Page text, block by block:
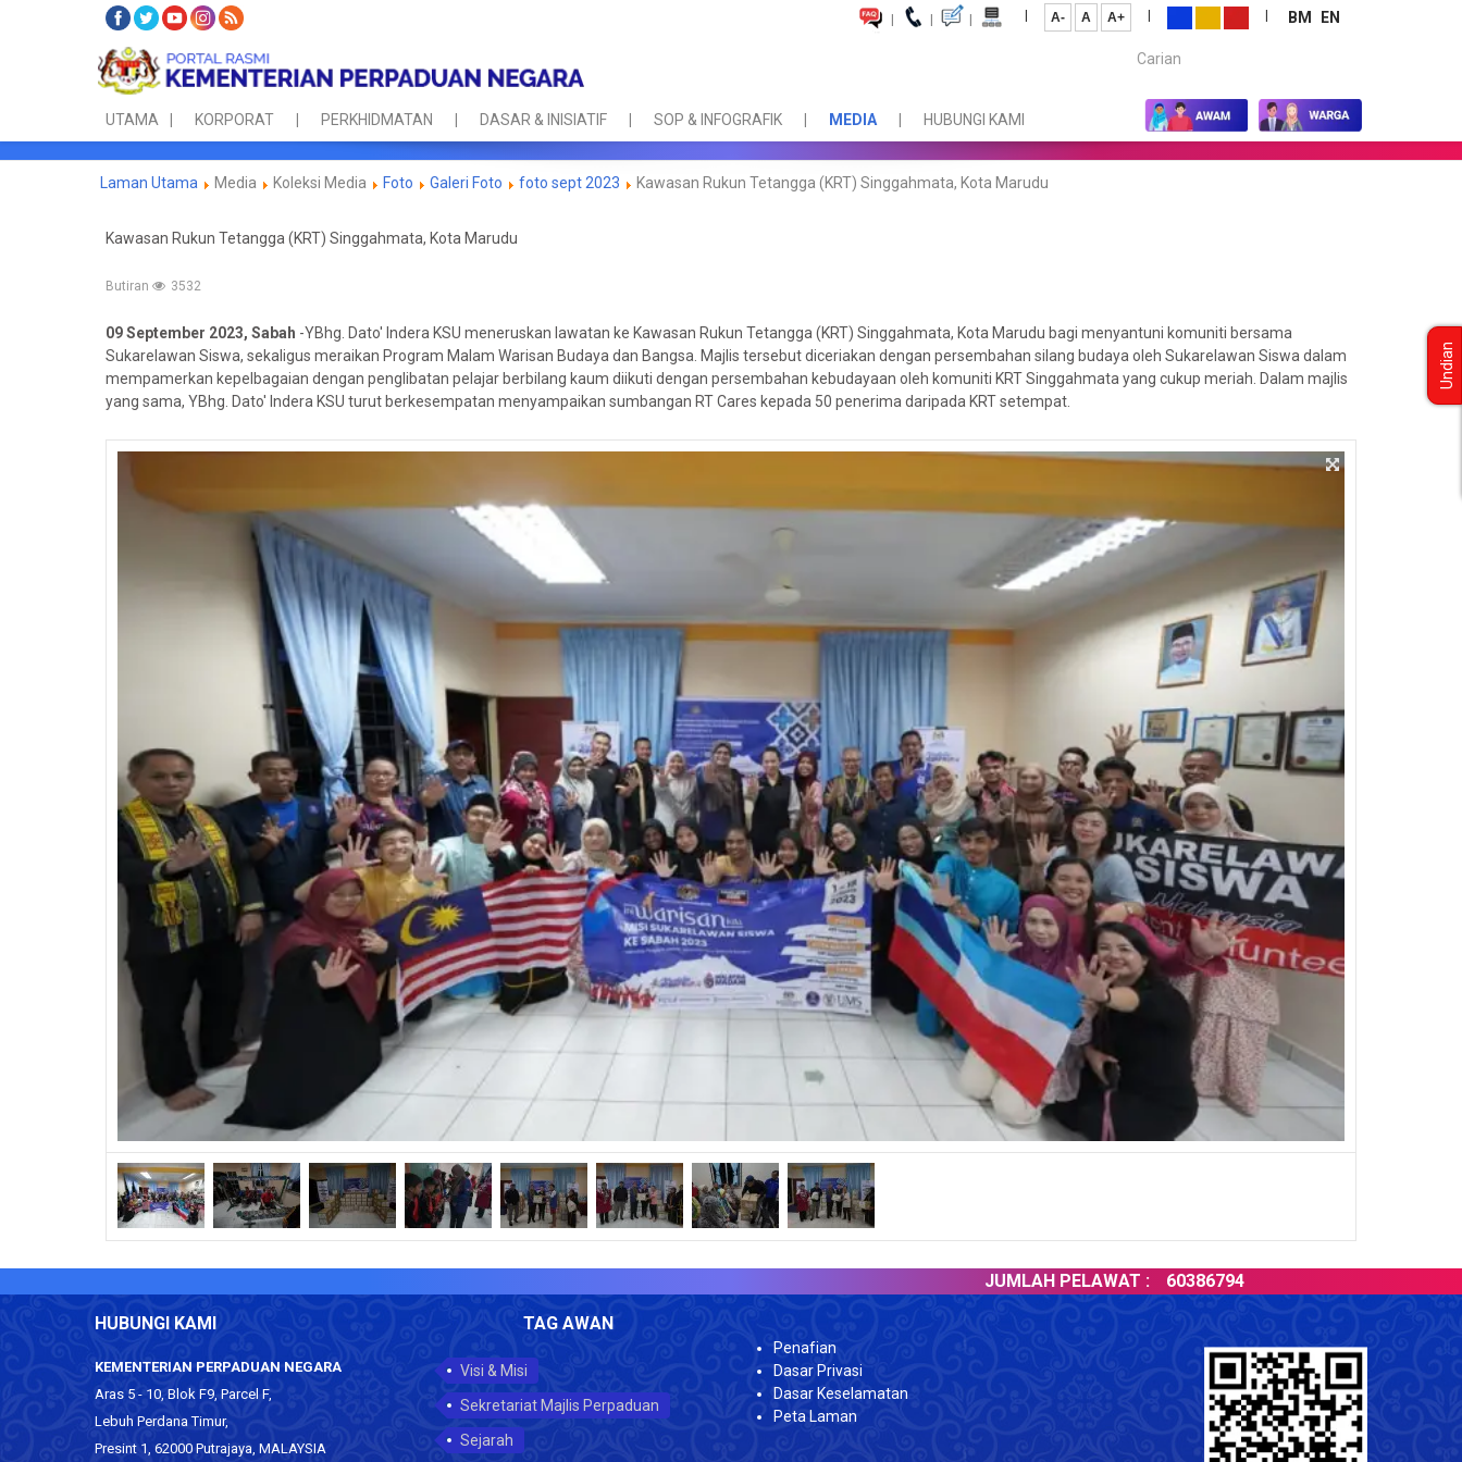
| | | | A- A A+ | | BM
EN
Carian...
UTAMA KORPORAT PERKHIDMATAN DASAR & INISIATIF SOP & INFOGRAFIK MEDIA HUBUNGI KAMI
Laman Utama Media Koleksi Media Foto Galeri Foto foto sept 2023 Kawasan Rukun Tetangga (KRT) Singgahmata, Kota Marudu
Kawasan Rukun Tetangga (KRT) Singgahmata, Kota Marudu
Butiran 3532
09 September 2023, Sabah -YBhg. Dato' Indera KSU meneruskan lawatan ke Kawasan Rukun Tetangga (KRT) Singgahmata, Kota Marudu bagi menyantuni komuniti bersama
Sukarelawan Siswa, sekaligus meraikan Program Malam Warisan Budaya dan Bangsa. Majlis tersebut diceriakan dengan persembahan silang budaya oleh Sukarelawan Siswa dalam
mempamerkan kepelbagaian dengan penglibatan pelajar berbilang kaum diikuti dengan persembahan kebudayaan oleh komuniti KRT Singgahmata yang cukup meriah. Dalam majlis
yang sama, YBhg. Dato' Indera KSU turut berkesempatan menyampaikan sumbangan RT Cares kepada 50 penerima daripada KRT setempat.
JUMLAH PELAWAT : 60386794
HUBUNGI KAMI
KEMENTERIAN PERPADUAN NEGARA
Aras 5 - 10, Blok F9, Parcel F,
Lebuh Perdana Timur,
Presint 1, 62000 Putrajaya, MALAYSIA
TAG AWAN
Visi & Misi
Sekretariat Majlis Perpaduan
Sejarah
Penafian
Dasar Privasi
Dasar Keselamatan
Peta Laman
Undian